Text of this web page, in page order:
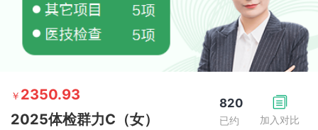
加入对比
820
已约
￥ 2350.93
2025体检群力C（女）